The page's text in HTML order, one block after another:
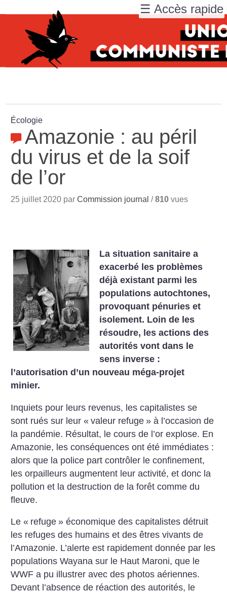
Écologie
Amazonie : au péril
du virus et de la soif
de l’or
25 juillet 2020 parCommission journal /810 vues
La situation sanitaire a
exacerbé les problèmes
déjà existant parmi les
populations autochtones,
provoquant pénuries et
isolement. Loin de les
résoudre, les actions des
autorités vont dans le
sens inverse :
l’autorisation d’un nouveau méga-projet
minier.
Inquiets pour leurs revenus, les capitalistes se
sont rués sur leur « valeur refuge » à l’occasion de
la pandémie. Résultat, le cours de l’or explose. En
Amazonie, les conséquences ont été immédiates :
alors que la police part contrôler le confinement,
les orpailleurs augmentent leur activité, et donc la
pollution et la destruction de la forêt comme du
fleuve.
Le « refuge » économique des capitalistes détruit
les refuges des humains et des êtres vivants de
l’Amazonie. L’alerte est rapidement donnée par les
populations Wayana sur le Haut Maroni, que le
WWF a pu illustrer avec des photos aériennes.
Devant l’absence de réaction des autorités, le
☰ Accès rapide